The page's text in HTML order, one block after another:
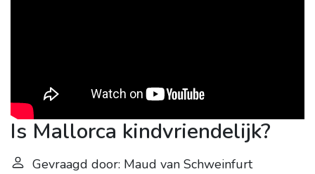
Is Mallorca kindvriendelijk?
Gevraagd door: Maud van Schweinfurt